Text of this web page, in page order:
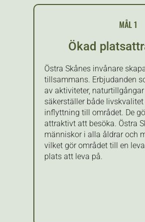
MÅL 1
Ökad
Östra Skånes invånare
tillsammans. Erbjudanden
av aktiviteter,
säkerställer både
inflyttning till området. De
attraktivt att besöka. Östra
människor i alla åldrar och
vilket gör området till en
plats att leva på.